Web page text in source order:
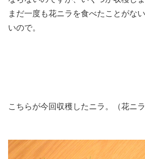
まだ一度も花ニラを食べたことがな
いので。
こちらが今回収穫したニラ。（花ニラ